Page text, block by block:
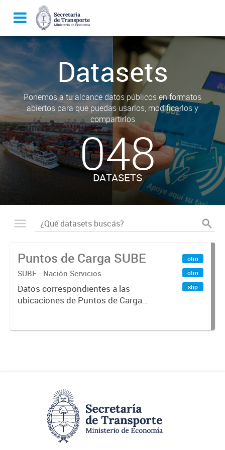
Datasets
Ponemos a tu alcance datos públicos en formatos
abiertos para que puedas usarlos, modificarlos y
compartirlos
048
DATASETS
Puntos de Carga SUBE
SUBE - Nación Servicios
Datos correspondientes a las
ubicaciones de Puntos de Carga
otro
otro
shp